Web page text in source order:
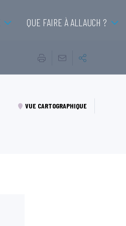
QUE FAIRE À ALLAUCH ?
VUE CARTOGRAPHIQUE